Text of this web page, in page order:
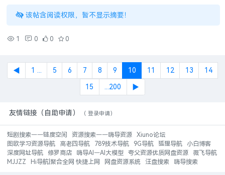
该帖含阅读权限，暂不显示摘要！
1 0 0 0
◀ 1 ... 5 6 7 8 9 10 11 12 13 14
15 ...200 ▶
友情链接（自助申请） （ 登录申请）
短剧搜索——链度空间 资源搜索——嗨导资源
Xiuno论坛
图欧学习资源导航
高老四导航 789技术导航 9G导航 狐狸导航
小白博客
深度网址导航
修罗商店 嗨导AI—AI大模型 夸父资源优质网盘资源
薇飞导航
MJJZZ
Hi导航|聚合全网 快捷上网 网盘资源系统 汪盘搜索 嗨导搜索